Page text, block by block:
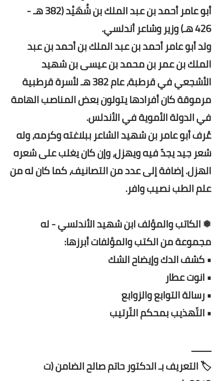
أبو عامر أحمد بن عبد الملك بن شُهَيْد (382 هـ -
426 هـ) وزير وشاعر أندلسي.
ولد أبو عامر أحمد بن عبد الملك بن أحمد بن عبد
الملك بن عمر بن محمد بن عيسى بن شهيد
الأشجعي في قرطبة، عام 382 هـ لأسرة قرطبية
مرموقة كان أفرادها يتولون بعض المناصب الهامة
في الدولة الأموية في الأندلس.
عُرف أبو عامر بن شهيد الشاعر ببلاغته وكرمه، وله
شعر جيد يجدّ فيه ويهزل، وإن كان يغلب على شعره
الهزل. إضافة إلى عدد من التصانيف، كما كان له من
علم الطب نصيب وافر.
❅ الكاتب والمؤلف ابن شهيد الأندلسي - له
مجموعة من الكتب والمؤلفات أبرزها:
• كشف الدك وإيضاح الشك
• انوت عطار
• رسالة التوابع والزوابع
• التّهذيب بمحكم التّرتيب
ــــــــ
🏷️ التعريف بـ الدكتور حاتم صالح الضامن (ت